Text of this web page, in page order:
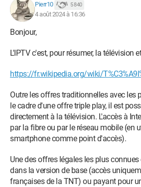
Pierr10 5 840
4 août 2024 à 16:36
Bonjour,
L'IPTV c'est, pour résumer, la télévision
https://fr.wikipedia.org/wiki/
Outre les offres traditionnelles avec les
le cadre d'une offre triple play, il est
directement à la télévision. L'accès à
par la fibre ou par le réseau mobile (en
smartphone comme point d'accès).
Une des offres légales les plus
dans la version de base (accès
françaises de la TNT) ou payant pour